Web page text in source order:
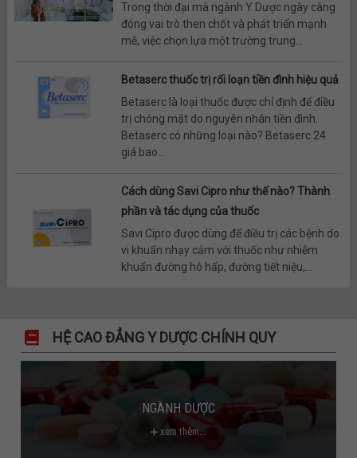
Trong thời đại mà ngành Y Dược ngày càng
đóng vai trò then chốt và phát triển mạnh
mẽ, việc chọn lựa một trường trung...
Betaserc thuốc trị rối loạn tiền đình hiệu quả
Betaserc là loại thuốc được chỉ định để điều
trị chóng mặt do nguyên nhân tiền đình.
Betaserc có những loại nào? Betaserc 24
giá bao...
Cách dùng Savi Cipro như thế nào? Thành
phần và tác dụng của thuốc
Savi Cipro được dùng để điều trị các bệnh do
vi khuẩn nhạy cảm với thuốc như nhiễm
khuẩn đường hô hấp, đường tiết niệu,...
HỆ CAO ĐẲNG Y DƯỢC CHÍNH QUY
NGÀNH DƯỢC
xem thêm...